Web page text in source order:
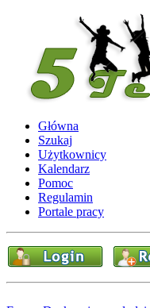
Główna
Szukaj
Użytkownicy
Kalendarz
Pomoc
Regulamin
Portale pracy